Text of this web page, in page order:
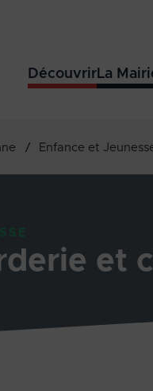
DécouvrirLa
/ Enfance et
et